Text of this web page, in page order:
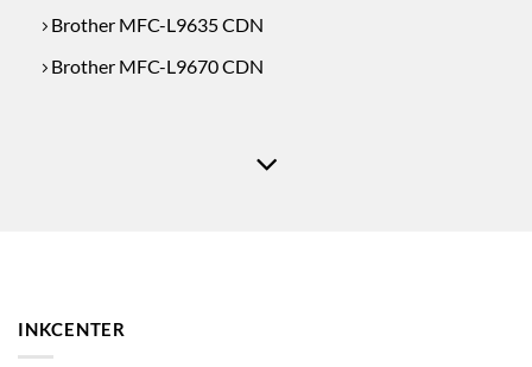
Brother MFC-L9635 CDN
Brother MFC-L9670 CDN
INKCENTER